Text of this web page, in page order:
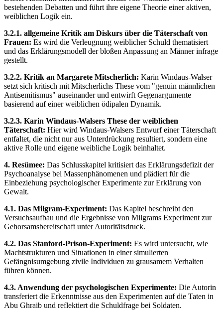
bestehenden Debatten und führt ihre eigene Theorie einer aktiven,
weiblichen Logik ein.
3.2.1. allgemeine Kritik am Diskurs über die Täterschaft von
Frauen: Es wird die Verleugnung weiblicher Schuld thematisiert
und das Erklärungsmodell der bloßen Anpassung an Männer infrage
gestellt.
3.2.2. Kritik an Margarete Mitscherlich: Karin Windaus-Walser
setzt sich kritisch mit Mitscherlichs These vom "genuin männlichen
Antisemitismus" auseinander und entwirft Gegenargumente
basierend auf einer weiblichen ödipalen Dynamik.
3.2.3. Karin Windaus-Walsers These der weiblichen
Täterschaft: Hier wird Windaus-Walsers Entwurf einer Täterschaft
entfaltet, die nicht nur aus Unterdrückung resultiert, sondern eine
aktive Rolle und eigene weibliche Logik beinhaltet.
4. Resümee: Das Schlusskapitel kritisiert das Erklärungsdefizit der
Psychoanalyse bei Massenphänomenen und plädiert für die
Einbeziehung psychologischer Experimente zur Erklärung von
Gewalt.
4.1. Das Milgram-Experiment: Das Kapitel beschreibt den
Versuchsaufbau und die Ergebnisse von Milgrams Experiment zur
Gehorsamsbereitschaft unter Autoritätsdruck.
4.2. Das Stanford-Prison-Experiment: Es wird untersucht, wie
Machtstrukturen und Situationen in einer simulierten
Gefängnisumgebung zivile Individuen zu grausamem Verhalten
führen können.
4.3. Anwendung der psychologischen Experimente: Die Autorin
transferiert die Erkenntnisse aus den Experimenten auf die Taten in
Abu Ghraib und reflektiert die Schuldfrage bei Soldaten.